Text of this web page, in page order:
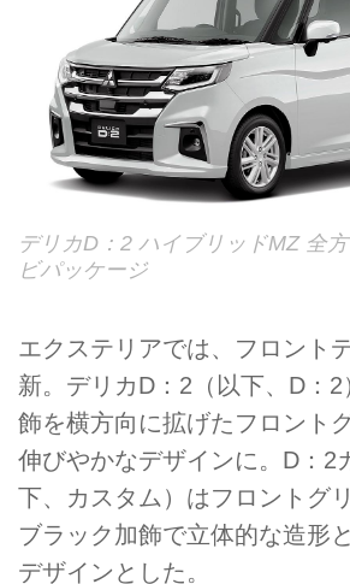
デリカD：2 ハイブリッドMZ 全
ビパッケージ
エクステリアでは、フロント
新。デリカD：2（以下、D：
飾を横方向に拡げたフロント
伸びやかなデザインに。D：2
下、カスタム）はフロントグ
ブラック加飾で立体的な造形
デザインとした。